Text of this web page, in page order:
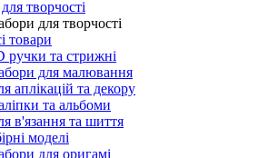
творчості
для творчості
товари
ручки та стрижні
для малювання
аплікацій та декору
та альбоми
в'язання та шиття
моделі
для оригамі